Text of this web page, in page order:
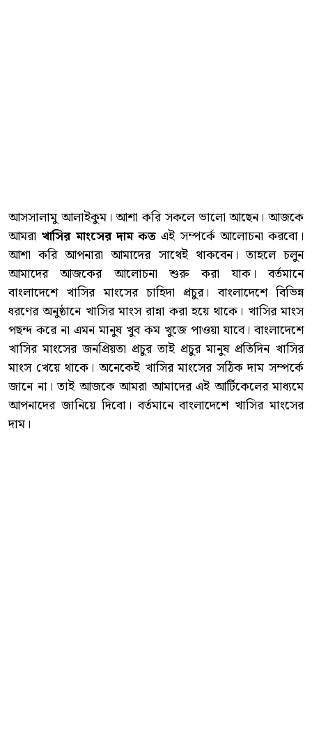
আসসালামু আলাইকুম। আশা করি সকলে ভালো আছেন। আজকে
আমরা খাসির মাংসের দাম কত এই সম্পর্কে আলোচনা করবো।
আশা করি আপনারা আমাদের সাথেই থাকবেন। তাহলে চলুন
আমাদের আজকের আলোচনা শুরু করা যাক। বর্তমানে
বাংলাদেশে খাসির মাংসের চাহিদা প্রচুর। বাংলাদেশে বিভিন্ন
ধরণের অনুষ্ঠানে খাসির মাংস রান্না করা হয়ে থাকে। খাসির মাংস
পছন্দ করে না এমন মানুষ খুব কম খুজে পাওয়া যাবে। বাংলাদেশে
খাসির মাংসের জনপ্রিয়তা প্রচুর তাই প্রচুর মানুষ প্রতিদিন খাসির
মাংস খেয়ে থাকে। অনেকেই খাসির মাংসের সঠিক দাম সম্পর্কে
জানে না। তাই আজকে আমরা আমাদের এই আর্টিকেলের মাধ্যমে
আপনাদের জানিয়ে দিবো। বর্তমানে বাংলাদেশে খাসির মাংসের
দাম।